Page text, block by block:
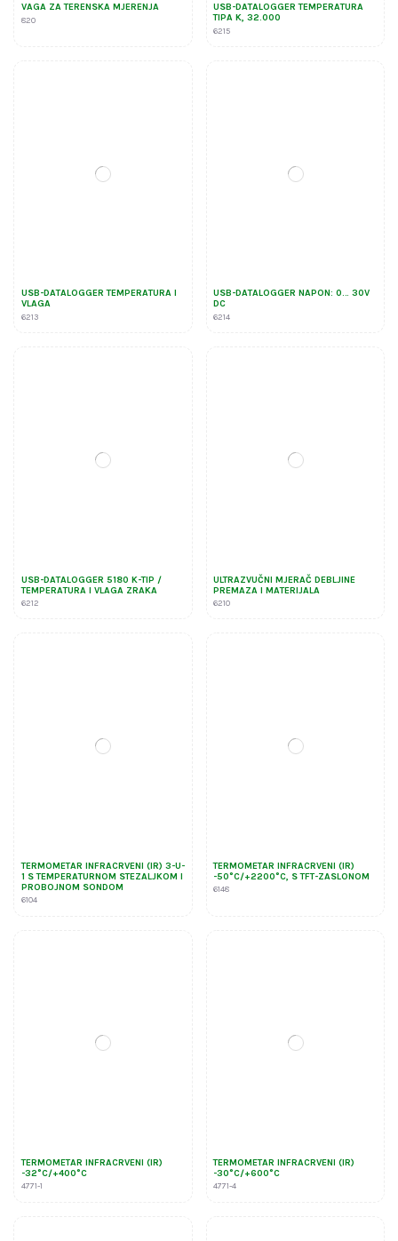
VAGA ZA TERENSKA MJERENJA
820
USB-DATALOGGER TEMPERATURA
TIPA K, 32.000
6215
USB-DATALOGGER TEMPERATURA I
VLAGA
6213
USB-DATALOGGER NAPON: 0… 30V
DC
6214
USB-DATALOGGER 5180 K-TIP /
TEMPERATURA I VLAGA ZRAKA
6212
ULTRAZVUČNI MJERAČ DEBLJINE
PREMAZA I MATERIJALA
6210
TERMOMETAR INFRACRVENI (IR) 3-U-
1 S TEMPERATURNOM STEZALJKOM I
PROBOJNOM SONDOM
6104
TERMOMETAR INFRACRVENI (IR)
-50°C/+2200°C, S TFT-ZASLONOM
6148
TERMOMETAR INFRACRVENI (IR)
-32°C/+400°C
4771-1
TERMOMETAR INFRACRVENI (IR)
-30°C/+600°C
4771-4